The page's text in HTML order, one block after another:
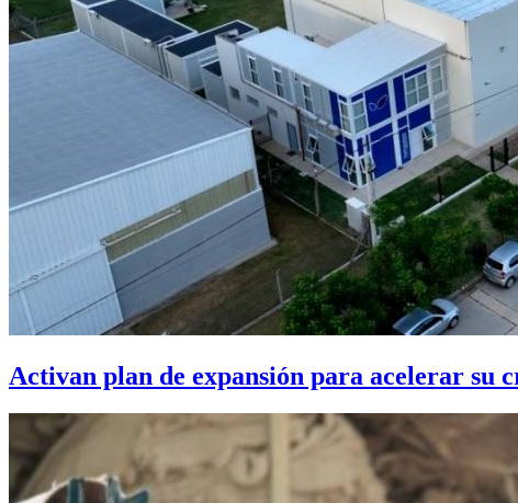
Activan plan de expansión para acelerar su